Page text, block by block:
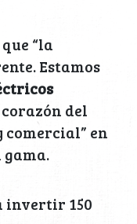
“la
Estamos
del
en
gama.
invertir 150